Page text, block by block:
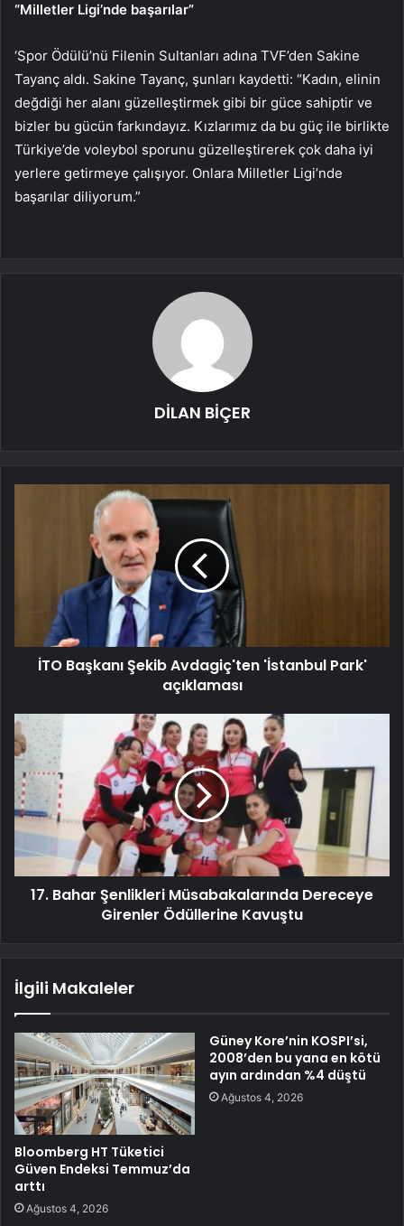
“Milletler Ligi’nde başarılar”
‘Spor Ödülü’nü Filenin Sultanları adına TVF’den Sakine
Tayanç aldı. Sakine Tayanç, şunları kaydetti: “Kadın, elinin
değdiği her alanı güzelleştirmek gibi bir güce sahiptir ve
bizler bu gücün farkındayız. Kızlarımız da bu güç ile birlikte
Türkiye’de voleybol sporunu güzelleştirerek çok daha iyi
yerlere getirmeye çalışıyor. Onlara Milletler Ligi’nde
başarılar diliyorum.”
DİLAN BİÇER
İTO Başkanı Şekib Avdagiç'ten 'İstanbul Park'
açıklaması
17. Bahar Şenlikleri Müsabakalarında Dereceye
Girenler Ödüllerine Kavuştu
İlgili Makaleler
Bloomberg HT Tüketici
Güven Endeksi Temmuz’da
arttı
Ağustos 4, 2026
Güney Kore’nin KOSPI’si,
2008’den bu yana en kötü
ayın ardından %4 düştü
Ağustos 4, 2026